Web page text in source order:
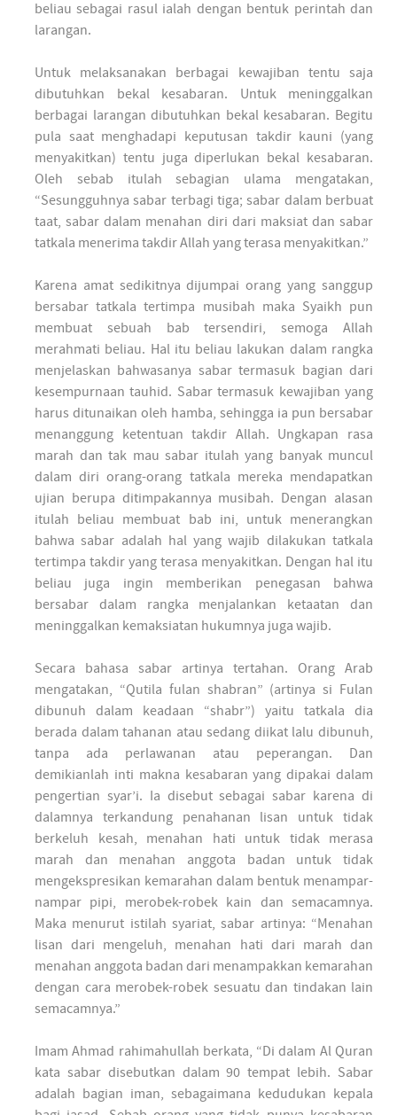
beliau sebagai rasul ialah dengan bentuk perintah dan
larangan.
Untuk melaksanakan berbagai kewajiban tentu saja
dibutuhkan bekal kesabaran. Untuk meninggalkan
berbagai larangan dibutuhkan bekal kesabaran. Begitu
pula saat menghadapi keputusan takdir kauni (yang
menyakitkan) tentu juga diperlukan bekal kesabaran.
Oleh sebab itulah sebagian ulama mengatakan,
“Sesungguhnya sabar terbagi tiga; sabar dalam berbuat
taat, sabar dalam menahan diri dari maksiat dan sabar
tatkala menerima takdir Allah yang terasa menyakitkan.”
Karena amat sedikitnya dijumpai orang yang sanggup
bersabar tatkala tertimpa musibah maka Syaikh pun
membuat sebuah bab tersendiri, semoga Allah
merahmati beliau. Hal itu beliau lakukan dalam rangka
menjelaskan bahwasanya sabar termasuk bagian dari
kesempurnaan tauhid. Sabar termasuk kewajiban yang
harus ditunaikan oleh hamba, sehingga ia pun bersabar
menanggung ketentuan takdir Allah. Ungkapan rasa
marah dan tak mau sabar itulah yang banyak muncul
dalam diri orang-orang tatkala mereka mendapatkan
ujian berupa ditimpakannya musibah. Dengan alasan
itulah beliau membuat bab ini, untuk menerangkan
bahwa sabar adalah hal yang wajib dilakukan tatkala
tertimpa takdir yang terasa menyakitkan. Dengan hal itu
beliau juga ingin memberikan penegasan bahwa
bersabar dalam rangka menjalankan ketaatan dan
meninggalkan kemaksiatan hukumnya juga wajib.
Secara bahasa sabar artinya tertahan. Orang Arab
mengatakan, “Qutila fulan shabran” (artinya si Fulan
dibunuh dalam keadaan “shabr”) yaitu tatkala dia
berada dalam tahanan atau sedang diikat lalu dibunuh,
tanpa ada perlawanan atau peperangan. Dan
demikianlah inti makna kesabaran yang dipakai dalam
pengertian syar’i. Ia disebut sebagai sabar karena di
dalamnya terkandung penahanan lisan untuk tidak
berkeluh kesah, menahan hati untuk tidak merasa
marah dan menahan anggota badan untuk tidak
mengekspresikan kemarahan dalam bentuk menampar-
nampar pipi, merobek-robek kain dan semacamnya.
Maka menurut istilah syariat, sabar artinya: “Menahan
lisan dari mengeluh, menahan hati dari marah dan
menahan anggota badan dari menampakkan kemarahan
dengan cara merobek-robek sesuatu dan tindakan lain
semacamnya.”
Imam Ahmad rahimahullah berkata, “Di dalam Al Quran
kata sabar disebutkan dalam 90 tempat lebih. Sabar
adalah bagian iman, sebagaimana kedudukan kepala